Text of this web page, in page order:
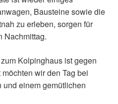
Bausteine sowie die
zu erleben, sorgen für
Nachmittag.
Kolpinghaus ist gegen
wir den Tag bei
einem gemütlichen